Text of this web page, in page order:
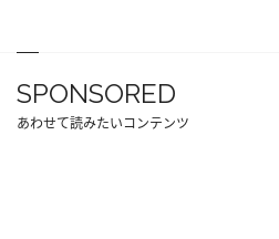
SPONSORED
あわせて読みたいコンテンツ